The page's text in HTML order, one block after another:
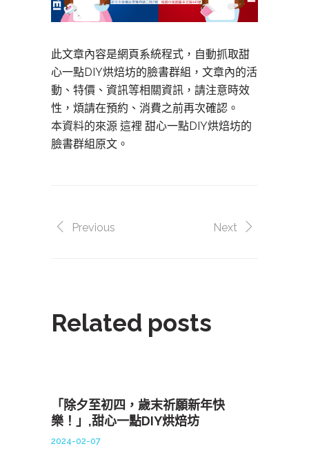
此文章內容是網頁系統程式，自動抓取甜
心一點DIY烘焙坊的臉書群組，文章內的活
動、特價、資訊等相關資訊，請注意時效
性，煩請在預約、消費之前再次確認。
本資料的來源 這裡 甜心一點DIY烘焙坊的
臉書群組原文。
Previous Next
Related posts
「除夕至初四，歲末祈願新年快
樂！」,甜心一點DIY烘焙坊
2024-02-07